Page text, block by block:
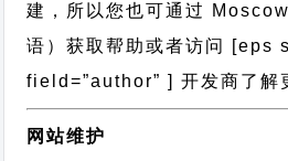
建，所以您也可通过
语）获取帮助或者访问 [eps
field=”author” ] 开发商了解
网站维护